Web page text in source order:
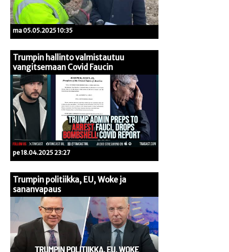
ma 05.05.2025 10:35
Trumpin hallinto valmistautuu
vangitsemaan Covid Faucin
pe 18.04.2025 23:27
Trumpin politiikka, EU, Woke ja
sananvapaus